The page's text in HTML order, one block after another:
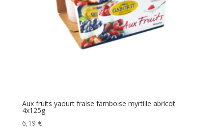
Aux fruits yaourt fraise famboise myrtille abricot
4x125g
6,19 €